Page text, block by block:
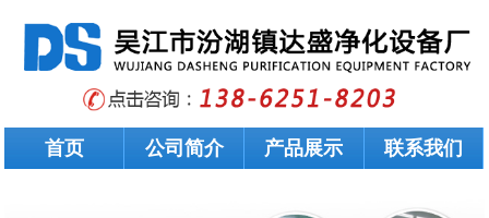
首页 公司简介 产品展示 联系我们